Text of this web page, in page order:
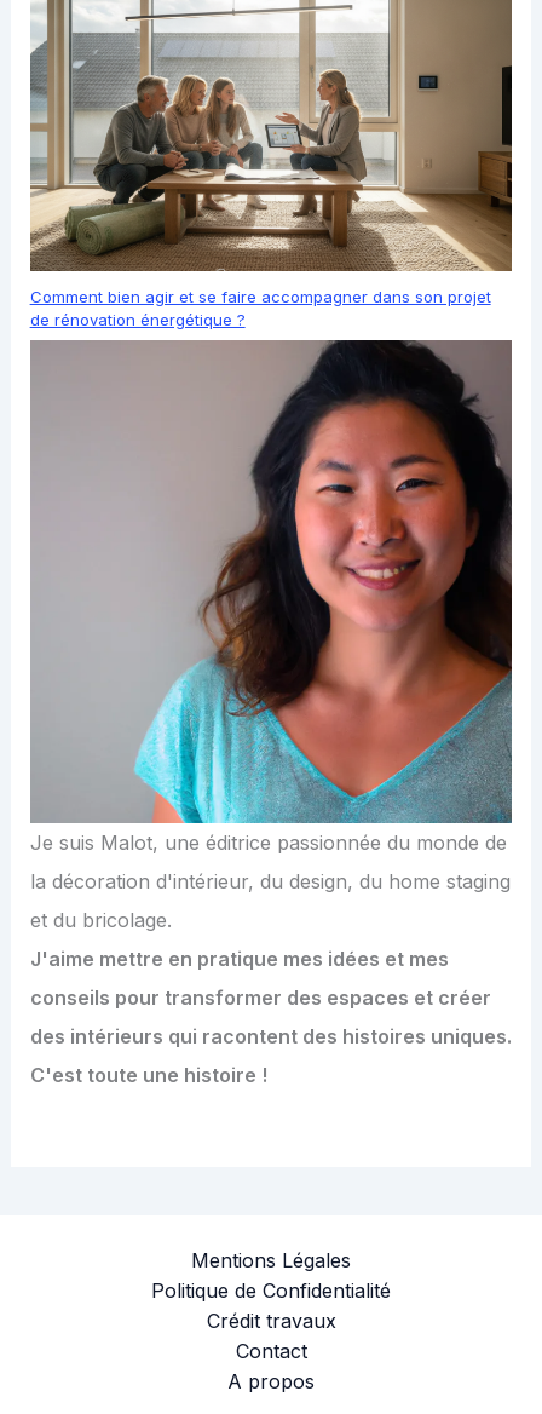
Comment bien agir et se faire accompagner dans son projet
de rénovation énergétique ?
Je suis Malot, une éditrice passionnée du monde de
la décoration d'intérieur, du design, du home staging
et du bricolage.
J'aime mettre en pratique mes idées et mes
conseils pour transformer des espaces et créer
des intérieurs qui racontent des histoires uniques.
C'est toute une histoire !
Mentions Légales
Politique de Confidentialité
Crédit travaux
Contact
A propos